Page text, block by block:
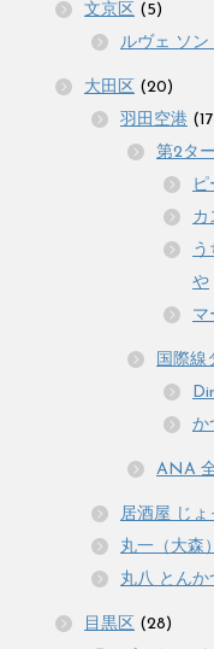
文京区 (5)
ルヴェ ソン
大田区 (20)
羽田空港
第2タ
ピ
カ
や
マ
国際線
か
ANA
居酒屋 じょ
丸一（大森）
丸八 とん
目黒区 (28)